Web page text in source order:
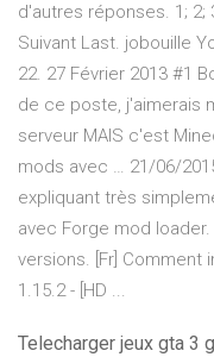
d'autres réponses. 1; 2;
Suivant Last. jobouille
22. 27 Février 2013 #1
de ce poste, j'aimerais
serveur MAIS c'est
mods avec … 21/06/
expliquant très
avec Forge mod
versions. [Fr] Comment
1.15.2 - [HD ...
Telecharger jeux gta 3